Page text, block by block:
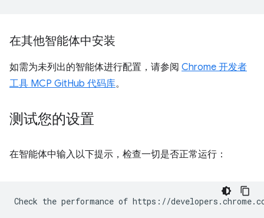
在其他智能体中安装
如需为未列出的智能体进行配置，请参阅 Chrome 开发者
工具 MCP GitHub 代码库。
测试您的设置
在智能体中输入以下提示，检查一切是否正常运行：